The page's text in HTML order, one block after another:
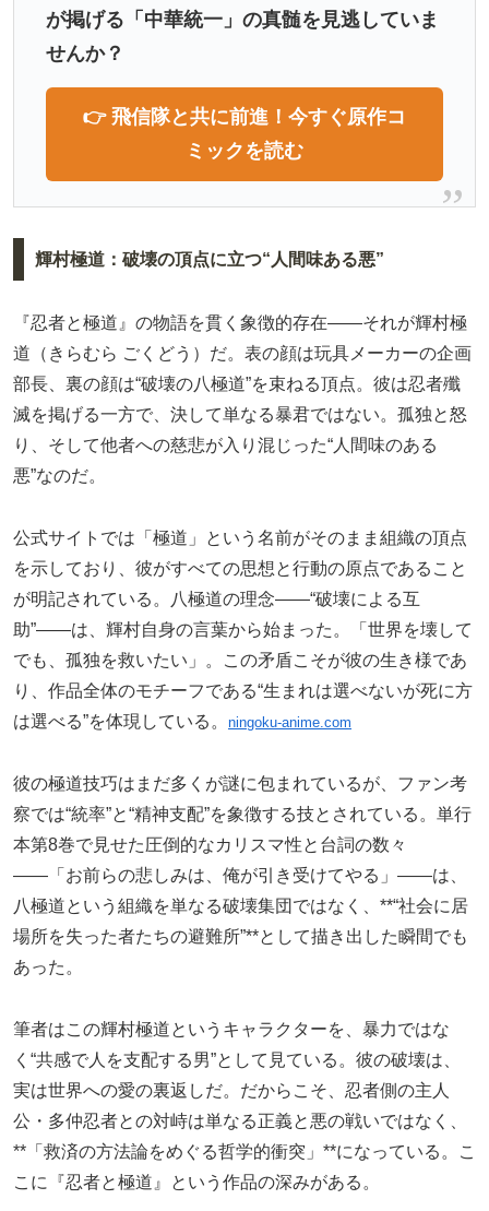
が掲げる「中華統一」の真髄を見逃していま
せんか？
👉 飛信隊と共に前進！今すぐ原作コ
ミックを読む
輝村極道：破壊の頂点に立つ“人間味ある悪”
『忍者と極道』の物語を貫く象徴的存在――それが輝村極
道（きらむら ごくどう）だ。表の顔は玩具メーカーの企画
部長、裏の顔は“破壊の八極道”を束ねる頂点。彼は忍者殲
滅を掲げる一方で、決して単なる暴君ではない。孤独と怒
り、そして他者への慈悲が入り混じった“人間味のある
悪”なのだ。
公式サイトでは「極道」という名前がそのまま組織の頂点
を示しており、彼がすべての思想と行動の原点であること
が明記されている。八極道の理念――“破壊による互
助”――は、輝村自身の言葉から始まった。「世界を壊して
でも、孤独を救いたい」。この矛盾こそが彼の生き様であ
り、作品全体のモチーフである“生まれは選べないが死に方
は選べる”を体現している。 ningoku-anime.com
彼の極道技巧はまだ多くが謎に包まれているが、ファン考
察では“統率”と“精神支配”を象徴する技とされている。単行
本第8巻で見せた圧倒的なカリスマ性と台詞の数々
――「お前らの悲しみは、俺が引き受けてやる」――は、
八極道という組織を単なる破壊集団ではなく、**“社会に居
場所を失った者たちの避難所”**として描き出した瞬間でも
あった。
筆者はこの輝村極道というキャラクターを、暴力ではな
く“共感で人を支配する男”として見ている。彼の破壊は、
実は世界への愛の裏返しだ。だからこそ、忍者側の主人
公・多仲忍者との対峙は単なる正義と悪の戦いではなく、
**「救済の方法論をめぐる哲学的衝突」**になっている。こ
こに『忍者と極道』という作品の深みがある。